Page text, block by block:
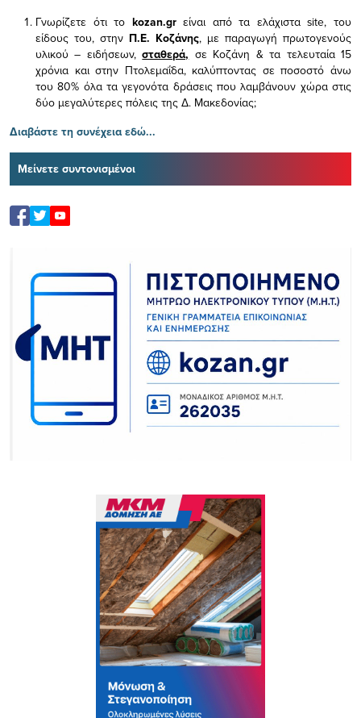
Γνωρίζετε ότι το kozan.gr είναι από τα ελάχισταsite, του
είδους του, στην Π.Ε. Κοζάνης, με παραγωγή πρωτογενούς
υλικού – ειδήσεων,σταθερά, σε Κοζάνη & τα τελευταία 15
χρόνια και στην Πτολεμαΐδα, καλύπτοντας σε ποσοστό άνω
του 80% όλα τα γεγονότα δράσεις που λαμβάνουν χώρα στις
δύο μεγαλύτερες πόλεις της Δ. Μακεδονίας;
Διαβάστε τη συνέχεια εδώ...
Μείνετε συντονισμένοι